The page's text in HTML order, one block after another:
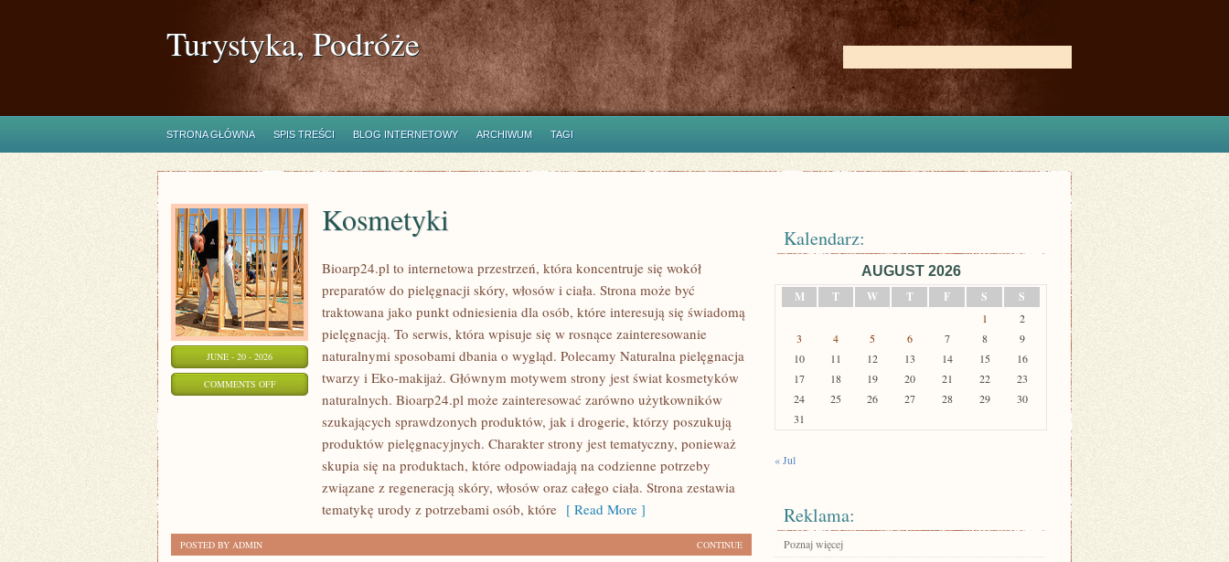
Turystyka, Podróże
STRONA GŁÓWNA SPIS TREŚCI BLOG INTERNETOWY ARCHIWUM TAGI
JUNE - 20 - 2026
COMMENTS OFFON
KOSMETYKI
Kosmetyki
Bioarp24.pl to internetowa przestrzeń, która koncentruje się wokół
preparatów do pielęgnacji skóry, włosów i ciała. Strona może być
traktowana jako punkt odniesienia dla osób, które interesują się świadomą
pielęgnacją. To serwis, która wpisuje się w rosnące zainteresowanie
naturalnymi sposobami dbania o wygląd. Polecamy Naturalna pielęgnacja
twarzy i Eko-makijaż. Głównym motywem strony jest świat kosmetyków
naturalnych. Bioarp24.pl może zainteresować zarówno użytkowników
szukających sprawdzonych produktów, jak i drogerie, którzy poszukują
produktów pielęgnacyjnych. Charakter strony jest tematyczny, ponieważ
skupia się na produktach, które odpowiadają na codzienne potrzeby
związane z regeneracją skóry, włosów oraz całego ciała. Strona zestawia
tematykę urody z potrzebami osób, które [ Read More ]
CONTINUE
POSTED BY ADMIN
Kalendarz:
AUGUST 2026
M
T W T F S S
1
2
3
4 5 6 7 8
9
10
11 12 13 14 15
16
17
18 19 20 21 22
23
24
25 26 27 28 29
30
31
« Jul
Reklama:
Poznaj więcej